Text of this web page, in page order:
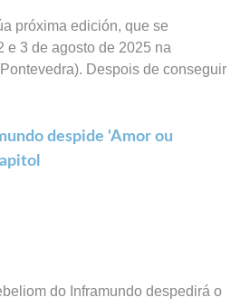
próxima edición, que se
e 3 de agosto de 2025 na
Despois de conseguir
despide 'Amor ou
do Inframundo despedirá o